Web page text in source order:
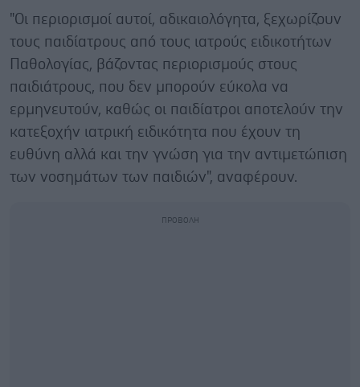
"Οι περιορισμοί αυτοί, αδικαιολόγητα, ξεχωρίζουν
τους παιδίατρους από τους ιατρούς ειδικοτήτων
Παθολογίας, βάζοντας περιορισμούς στους
παιδιάτρους, που δεν μπορούν εύκολα να
ερμηνευτούν, καθώς οι παιδίατροι αποτελούν την
κατεξοχήν ιατρική ειδικότητα που έχουν τη
ευθύνη αλλά και την γνώση για την αντιμετώπιση
των νοσημάτων των παιδιών", αναφέρουν.